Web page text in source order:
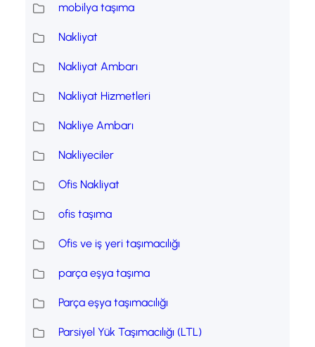
mobilya taşıma
Nakliyat
Nakliyat Ambarı
Nakliyat Hizmetleri
Nakliye Ambarı
Nakliyeciler
Ofis Nakliyat
ofis taşıma
Ofis ve iş yeri taşımacılığı
parça eşya taşıma
Parça eşya taşımacılığı
Parsiyel Yük Taşımacılığı (LTL)